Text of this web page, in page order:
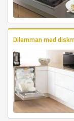
Dilemman med